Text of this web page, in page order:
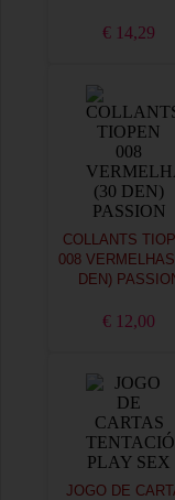
€ 14,29
COLLANTS
008
DEN)
€ 12,00
JOGO DE